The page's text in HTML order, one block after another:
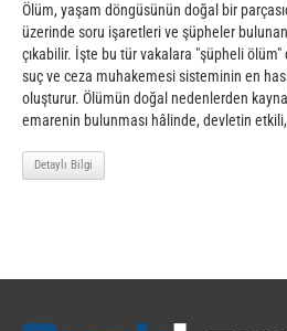
Ölüm, yaşam döngüsünün doğal bir
üzerinde soru işaretleri ve şüpheler
çıkabilir. İşte bu tür vakalara "şüpheli ölüm"
suç ve ceza muhakemesi sisteminin en
oluşturur. Ölümün doğal nedenlerden
emarenin bulunması hâlinde, devletin
Detaylı Bilgi